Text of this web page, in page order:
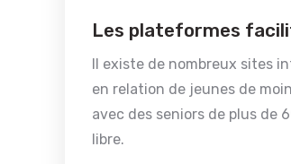
Les plateformes
Il existe de nombreux sites
en relation de jeunes de
avec des seniors de plus de
libre.